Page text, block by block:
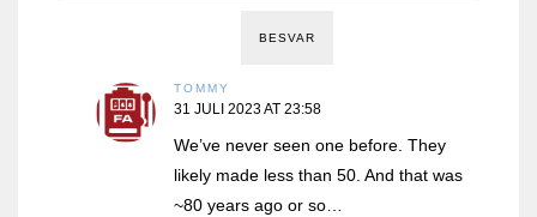
BESVAR
TOMMY
31 JULI 2023 AT 23:58
We’ve never seen one before. They
likely made less than 50. And that was
~80 years ago or so…